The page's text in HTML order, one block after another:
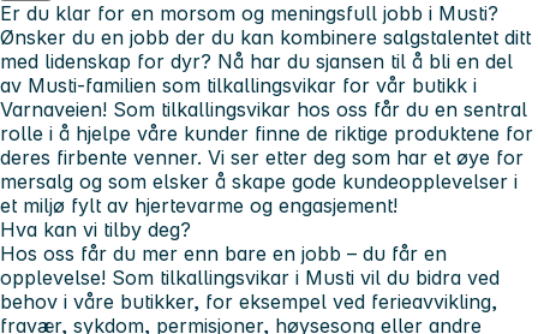
Er du klar for en morsom og meningsfull jobb i Musti?
Ønsker du en jobb der du kan kombinere salgstalentet ditt
med lidenskap for dyr? Nå har du sjansen til å bli en del
av Musti-familien som tilkallingsvikar for vår butikk i
Varnaveien! Som tilkallingsvikar hos oss får du en sentral
rolle i å hjelpe våre kunder finne de riktige produktene for
deres firbente venner. Vi ser etter deg som har et øye for
mersalg og som elsker å skape gode kundeopplevelser i
et miljø fylt av hjertevarme og engasjement!
Hva kan vi tilby deg?
Hos oss får du mer enn bare en jobb – du får en
opplevelse! Som tilkallingsvikar i Musti vil du bidra ved
behov i våre butikker, for eksempel ved ferieavvikling,
fravær, sykdom, permisjoner, høysesong eller andre